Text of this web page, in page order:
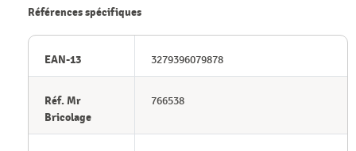
Références spécifiques
EAN-13 3279396079878
Réf. Mr
Bricolage
766538